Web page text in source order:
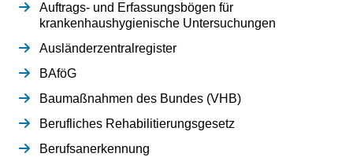
Auftrags- und Erfassungsbögen für
krankenhaushygienische Untersuchungen
Ausländerzentralregister
BAföG
Baumaßnahmen des Bundes (VHB)
Berufliches Rehabilitierungsgesetz
Berufsanerkennung